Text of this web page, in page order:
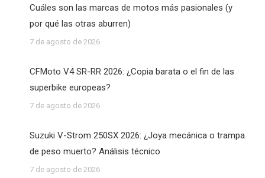
Cuáles son las marcas de motos más pasionales (y
por qué las otras aburren)
7 de agosto de 2026
CFMoto V4 SR-RR 2026: ¿Copia barata o el fin de las
superbike europeas?
7 de agosto de 2026
Suzuki V-Strom 250SX 2026: ¿Joya mecánica o trampa
de peso muerto? Análisis técnico
7 de agosto de 2026